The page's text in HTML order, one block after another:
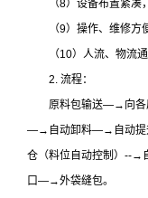
（8）设备布置紧凑，
（9）操作、维修方便
（10）人流、物流通
2. 流程：
原料包输送―→向各原
―→自动卸料―→自动提
仓（料位自动控制）--
口―→外袋缝包。